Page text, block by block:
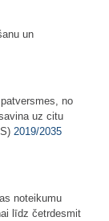
un
no
uz citu
2019/2035
noteikumu
līdz četrdesmit